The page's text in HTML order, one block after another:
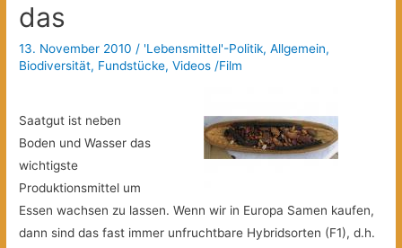
das
13. November 2010 / 'Lebensmittel'-Politik,Allgemein,
Biodiversität, Fundstücke,Videos /Film
Saatgut ist neben
Boden und Wasser das
wichtigste
Produktionsmittel um
Essen wachsen zu lassen. Wenn wir in Europa Samen kaufen,
dann sind das fast immer unfruchtbare Hybridsorten (F1), d.h.